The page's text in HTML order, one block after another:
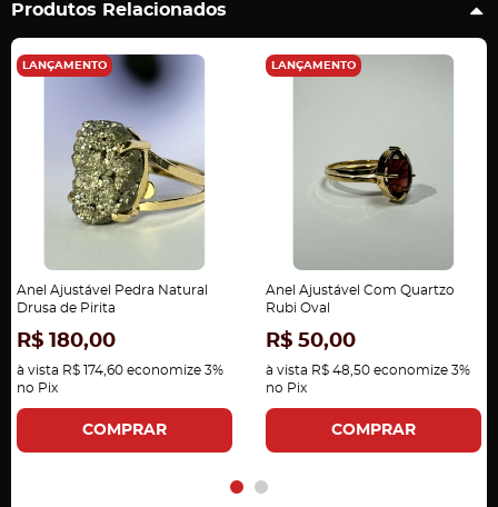
Produtos Relacionados
LANÇAMENTO
Anel Ajustável Pedra Natural
Drusa de Pirita
R$ 180,00
à vista R$ 174,60 economize 3%
no Pix
COMPRAR
LANÇAMENTO
Anel Ajustável Com Quartzo
Rubi Oval
R$ 50,00
à vista R$ 48,50 economize 3%
no Pix
COMPRAR